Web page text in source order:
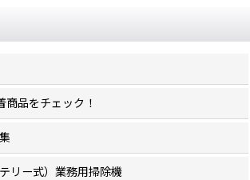
品をチェック！
リー式）業務用掃除機